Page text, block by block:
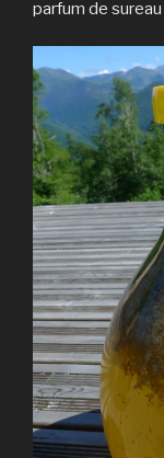
parfum de sureau